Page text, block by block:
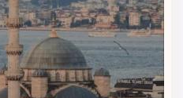
هماهنگ باشد.
پشتیبانی تا پایان سفر
از زمان رزرو تا پایان اقامت